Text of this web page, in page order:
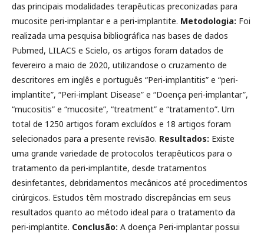
das principais modalidades terapêuticas preconizadas para
mucosite peri-implantar e a peri-implantite. Metodologia: Foi
realizada uma pesquisa bibliográfica nas bases de dados
Pubmed, LILACS e Scielo, os artigos foram datados de
fevereiro a maio de 2020, utilizandose o cruzamento de
descritores em inglês e português “Peri-implantitis” e “peri-
implantite”, “Peri-implant Disease” e “Doença peri-implantar”,
“mucositis” e “mucosite”, “treatment” e “tratamento”. Um
total de 1250 artigos foram excluídos e 18 artigos foram
selecionados para a presente revisão. Resultados: Existe
uma grande variedade de protocolos terapêuticos para o
tratamento da peri-implantite, desde tratamentos
desinfetantes, debridamentos mecânicos até procedimentos
cirúrgicos. Estudos têm mostrado discrepâncias em seus
resultados quanto ao método ideal para o tratamento da
peri-implantite. Conclusão: A doença Peri-implantar possui